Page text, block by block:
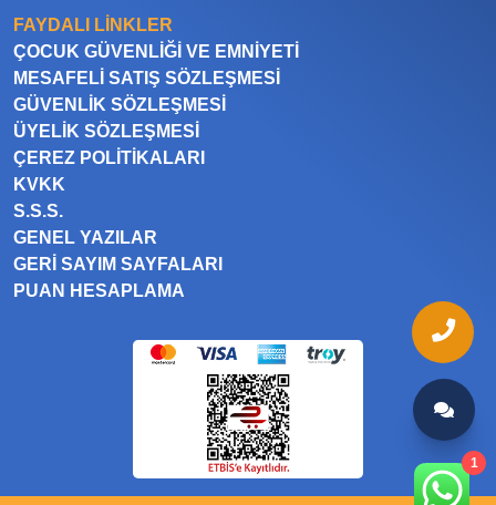
FAYDALI LINKLER
ÇOCUK GÜVENLIĞI VE EMNIYETI
MESAFELI SATIŞ SÖZLEŞMESI
GÜVENLIK SÖZLEŞMESI
ÜYELIK SÖZLEŞMESI
ÇEREZ POLITIKALARI
KVKK
S.S.S.
GENEL YAZILAR
GERI SAYIM SAYFALARI
PUAN HESAPLAMA
1